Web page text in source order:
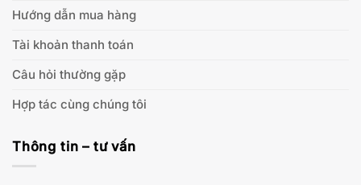
Hướng dẫn mua hàng
Tài khoản thanh toán
Câu hỏi thường gặp
Hợp tác cùng chúng tôi
Thông tin – tư vấn